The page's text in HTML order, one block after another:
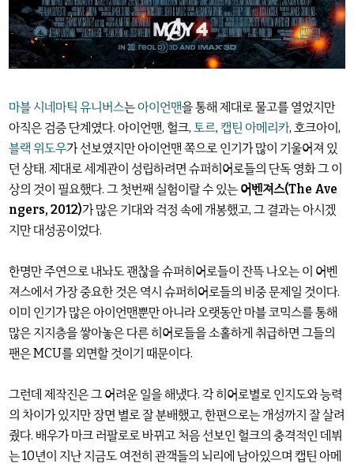
마블 시네마틱 유니버스는 아이언맨을 통해 제대로 물고를 열었지만
아직은 검증 단계였다. 아이언맨, 헐크, 토르, 캡틴 아메리카, 호크아이,
블랙 위도우가 선보였지만 아이언맨 쪽으로 인기가 많이 기울어져 있
던 상태. 제대로 세계관이 성립하려면 슈퍼히어로들의 단독 영화 그 이
상의 것이 필요했다. 그 첫번째 실험이랄 수 있는 어벤져스(The Ave
ngers, 2012)가 많은 기대와 걱정 속에 개봉했고, 그 결과는 아시겠
지만 대성공이었다.
한명만 주연으로 내놔도 괜찮을 슈퍼히어로들이 잔뜩 나오는 이 어벤
져스에서 가장 중요한 것은 역시 슈퍼히어로들의 비중 문제일 것이다.
이미 인기가 많은 아이언맨뿐만 아니라 오랫동안 마블 코믹스를 통해
많은 지지층을 쌓아놓은 다른 히어로들을 소홀하게 취급하면 그들의
팬은 MCU를 외면할 것이기 때문이다.
그런데 제작진은 그 어려운 일을 해냈다. 각 히어로별로 인지도와 능력
의 차이가 있지만 장면 별로 잘 분배했고, 한편으로는 개성까지 잘 살려
줬다. 배우가 마크 러팔로로 바뀌고 처음 선보인 헐크의 충격적인 데뷔
는 10년이 지난 지금도 여전히 관객들의 뇌리에 남아있으며 캡틴 아메